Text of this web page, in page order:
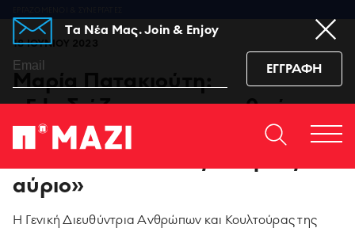
Tα Νέα Μας. Join & Enjoy
ΕΓΓΡΑΦΗ
Home
95 ΧΡΟΝΙΑ ΠΑΠΑΣΤΡΑΤΟΣ
ΕΠΙΚΟΙΝΩΝΙΆ
sub_confirmation=1
18 ΙΟΥΝΙΟΥ 2023
Μαρία Πατακιούτη:
«Εφοδιάζουμε τους ανθρώπους
μας σήμερα με τις δεξιότητες
αύριο»
Η Γενική Διευθύντρια Ανθρώπων και Κουλτούρας της